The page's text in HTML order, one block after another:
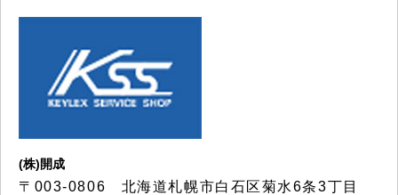
(株)開成
〒003-0806 北海道札幌市白石区菊水6条3丁目